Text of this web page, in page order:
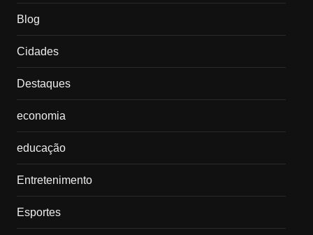
Blog
Cidades
Destaques
economia
educação
Entretenimento
Esportes